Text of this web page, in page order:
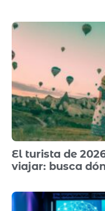
El turista de
viajar: busca